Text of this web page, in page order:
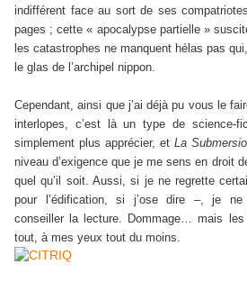
indifférent face au sort de ses
pages ; cette « apocalypse partielle »
les catastrophes ne manquent hélas pas
le glas de l’archipel nippon.
Cependant, ainsi que j’ai déjà pu vous le
interlopes, c’est là un type de science-
simplement plus apprécier, et La
niveau d’exigence que je me sens en droit
quel qu’il soit. Aussi, si je ne regrette
pour l’édification, si j’ose dire –, je ne
conseiller la lecture. Dommage… mais
tout, à mes yeux tout du moins.